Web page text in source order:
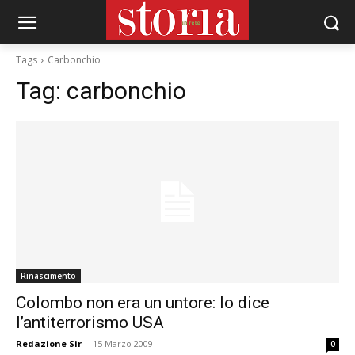
Tags Carbonchio
Tag: carbonchio
Rinascimento
Colombo non era un untore: lo dice
l’antiterrorismo USA
Redazione Sir - 15 Marzo 2009 0